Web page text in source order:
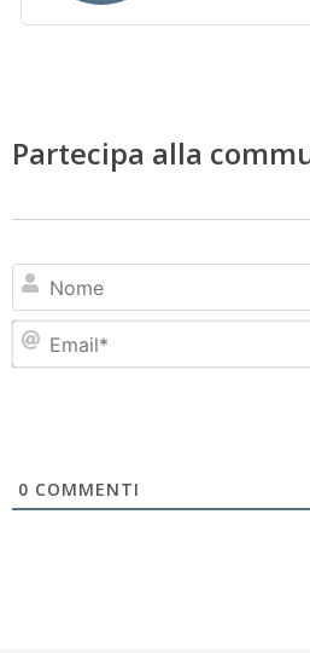
Partecipa alla
0 COMMENTI